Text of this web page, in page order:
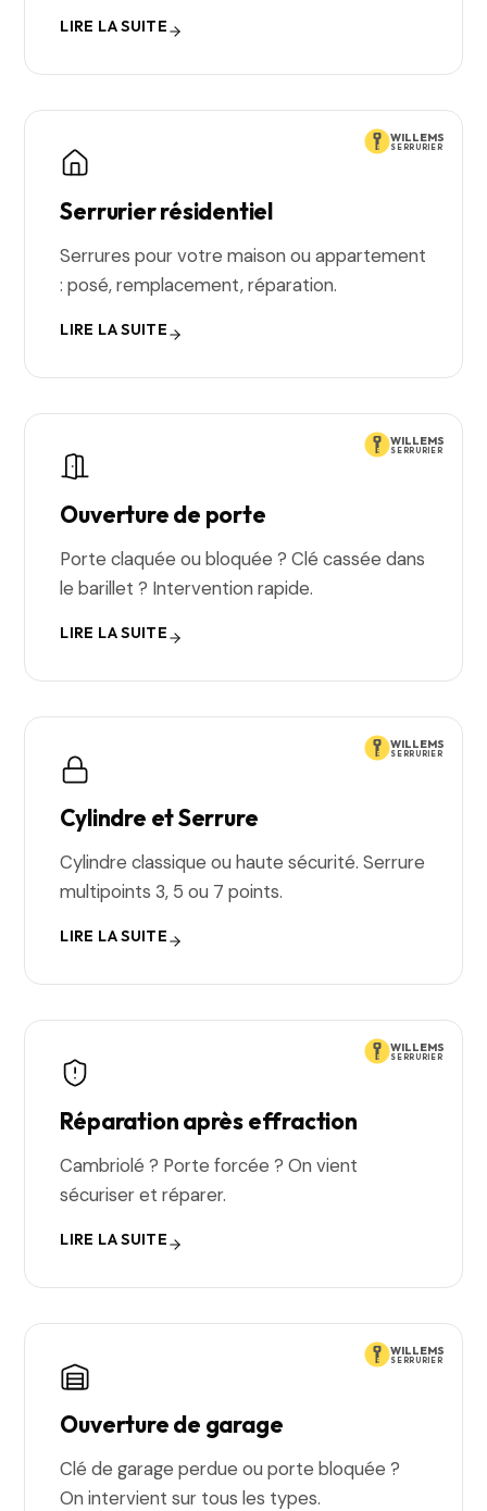
LIRE LA SUITE
WILLEMS
SERRURIER
Serrurier résidentiel
Serrures pour votre maison ou appartement
: posé, remplacement, réparation.
LIRE LA SUITE
WILLEMS
SERRURIER
Ouverture de porte
Porte claquée ou bloquée ? Clé cassée dans
le barillet ? Intervention rapide.
LIRE LA SUITE
WILLEMS
SERRURIER
Cylindre et Serrure
Cylindre classique ou haute sécurité. Serrure
multipoints 3, 5 ou 7 points.
LIRE LA SUITE
WILLEMS
SERRURIER
Réparation après effraction
Cambriolé ? Porte forcée ? On vient
sécuriser et réparer.
LIRE LA SUITE
WILLEMS
SERRURIER
Ouverture de garage
Clé de garage perdue ou porte bloquée ?
On intervient sur tous les types.